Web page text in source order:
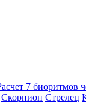
7 биоритмов
Скорпион Стрелец